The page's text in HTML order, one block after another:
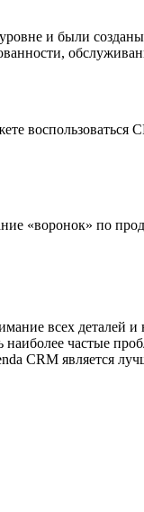
и были
воспользоваться
«воронок» по
всех деталей и
наиболее частые
CRM является